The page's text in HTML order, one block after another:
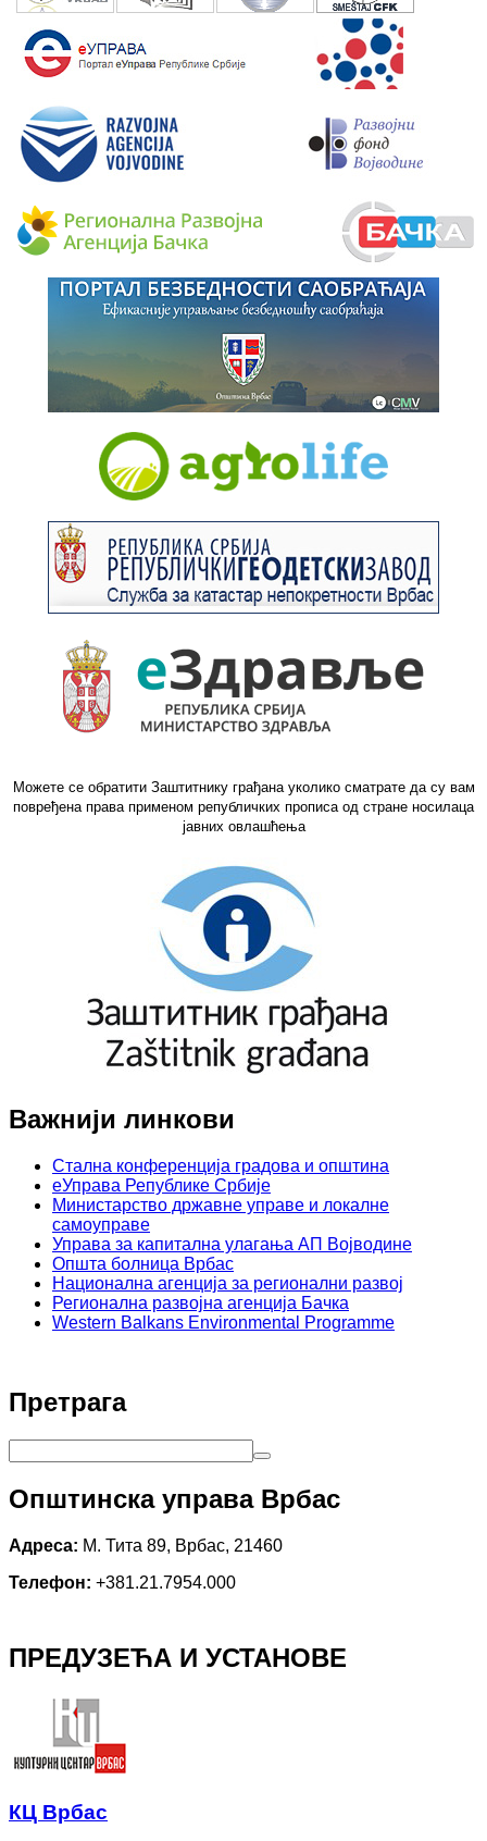
Можете се обратити Заштитнику грађана уколико сматрате да су вам
повређена права применом републичких прописа од стране носилаца
јавних овлашћења
Важнији линкови
Стална конференција градова и општина
еУправа Републике Србије
Министарство државне управе и локалне
самоуправе
Управа за капитална улагања АП Војводине
Општа болница Врбас
Национална агенција за регионални развој
Регионална развојна агенција Бачка
Western Balkans Environmental Programme
Претрага
Општинска управа Врбас
Адреса: М. Тита 89, Врбас, 21460
Телефон: +381.21.7954.000
ПРЕДУЗЕЋА И УСТАНОВЕ
КЦ Врбас